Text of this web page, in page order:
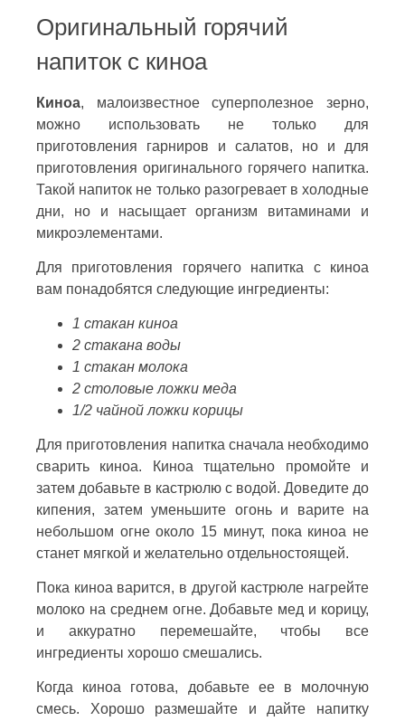
Оригинальный горячий
напиток с киноа
Киноа, малоизвестное суперполезное зерно,
можно использовать не только для
приготовления гарниров и салатов, но и для
приготовления оригинального горячего напитка.
Такой напиток не только разогревает в холодные
дни, но и насыщает организм витаминами и
микроэлементами.
Для приготовления горячего напитка с киноа
вам понадобятся следующие ингредиенты:
1 стакан киноа
2 стакана воды
1 стакан молока
2 столовые ложки меда
1/2 чайной ложки корицы
Для приготовления напитка сначала необходимо
сварить киноа. Киноа тщательно промойте и
затем добавьте в кастрюлю с водой. Доведите до
кипения, затем уменьшите огонь и варите на
небольшом огне около 15 минут, пока киноа не
станет мягкой и желательно отдельностоящей.
Пока киноа варится, в другой кастрюле нагрейте
молоко на среднем огне. Добавьте мед и корицу,
и аккуратно перемешайте, чтобы все
ингредиенты хорошо смешались.
Когда киноа готова, добавьте ее в молочную
смесь. Хорошо размешайте и дайте напитку